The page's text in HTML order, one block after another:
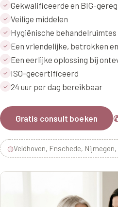
✓ Gekwalificeerde en BIG-
✓ Veilige middelen
✓ Hygiënische behandelruimtes
✓ Een vriendelijke, betrokken
✓ Een eerlijke oplossing bij
✓ ISO-gecertificeerd
✓ 24 uur per dag bereikbaar
Gratis consult boeken
◍Veldhoven, Enschede,